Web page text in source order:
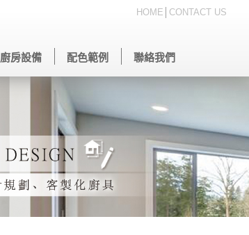
HOME CONTACT US
廚房設備 配色範例 聯絡我們